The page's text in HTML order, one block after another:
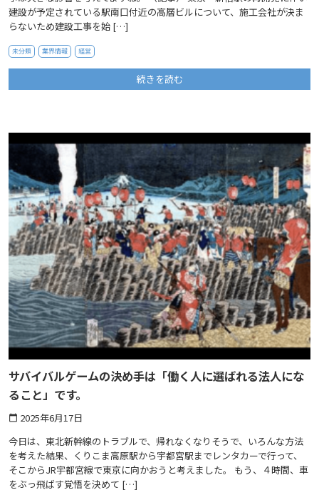
建設が予定されている駅南口付近の高層ビルについて、施工会社が決ま
らないため建設工事を始 […]
未分類 業界情報 経営
続きを読む
サバイバルゲームの決め手は「働く人に選ばれる法人にな
ること」です。
calendar_today 2025年6月17日
今日は、東北新幹線のトラブルで、帰れなくなりそうで、いろんな方法
を考えた結果、くりこま高原駅から宇都宮駅までレンタカーで行って、
そこからJR宇都宮線で東京に向かおうと考えました。 もう、４時間、車
をぶっ飛ばす覚悟を決めて […]